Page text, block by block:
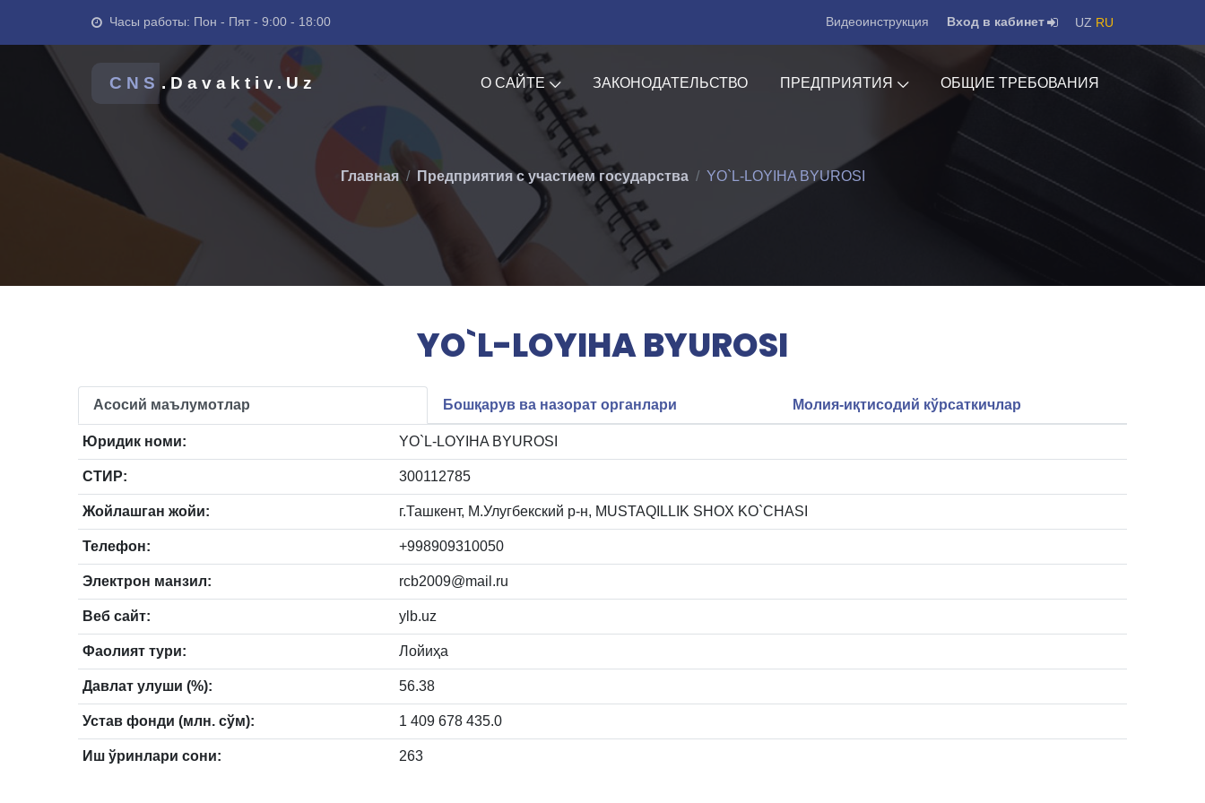
Часы работы: Пон - Пят - 9:00 - 18:00 Видеоинструкция Вход в кабинет UZ RU
CNS .Davaktiv.Uz О САЙТЕ ЗАКОНОДАТЕЛЬСТВО ПРЕДПРИЯТИЯ ОБЩИЕ ТРЕБОВАНИЯ
Главная Предприятия с участием государства YO`L-LOYIHA BYUROSI
YO`L-LOYIHA BYUROSI
Асосий маълумотлар Бошқарув ва назорат органлари Молия-иқтисодий кўрсаткичлар
Юридик номи: YO`L-LOYIHA BYUROSI
СТИР: 300112785
Жойлашган жойи: г.Ташкент, М.Улугбекский р-н, MUSTAQILLIK SHOX KO`CHASI
Телефон: +998909310050
Электрон манзил: rcb2009@mail.ru
Веб сайт: ylb.uz
Фаолият тури: Лойиҳа
Давлат улуши (%): 56.38
Устав фонди (млн. сўм): 1 409 678 435.0
Иш ўринлари сони: 263